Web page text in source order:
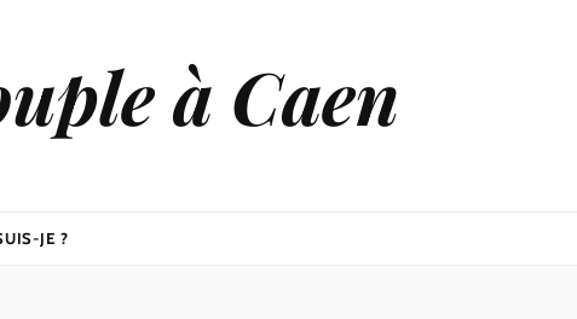
à Caen
JE ?